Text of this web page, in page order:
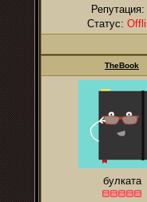
Репутация:
Статус:
TheBook
булката